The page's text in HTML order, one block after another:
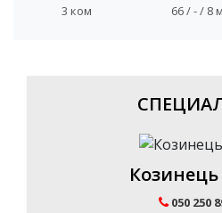
3 ком 66 / - / 8 м
050 250